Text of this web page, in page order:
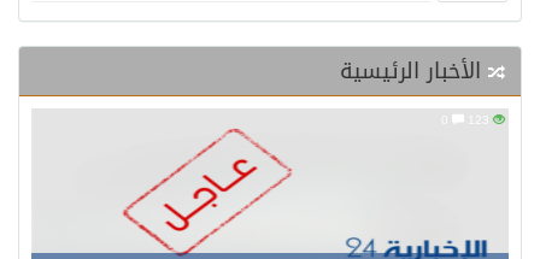
الأخبار الرئيسية